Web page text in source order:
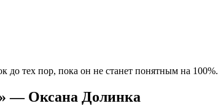
до тех пор, пока он не станет понятным на 100%.
— Оксана Долинка